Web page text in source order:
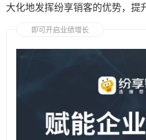
大化地发挥纷享销客的优势，提
即可开启业绩增长